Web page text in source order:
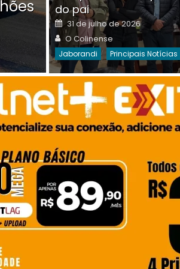
on
Destaques Da Semana
do pai
Posted
on
31 de julho de 2026
Author
O Colinense
Jaborandi Principais Notícias